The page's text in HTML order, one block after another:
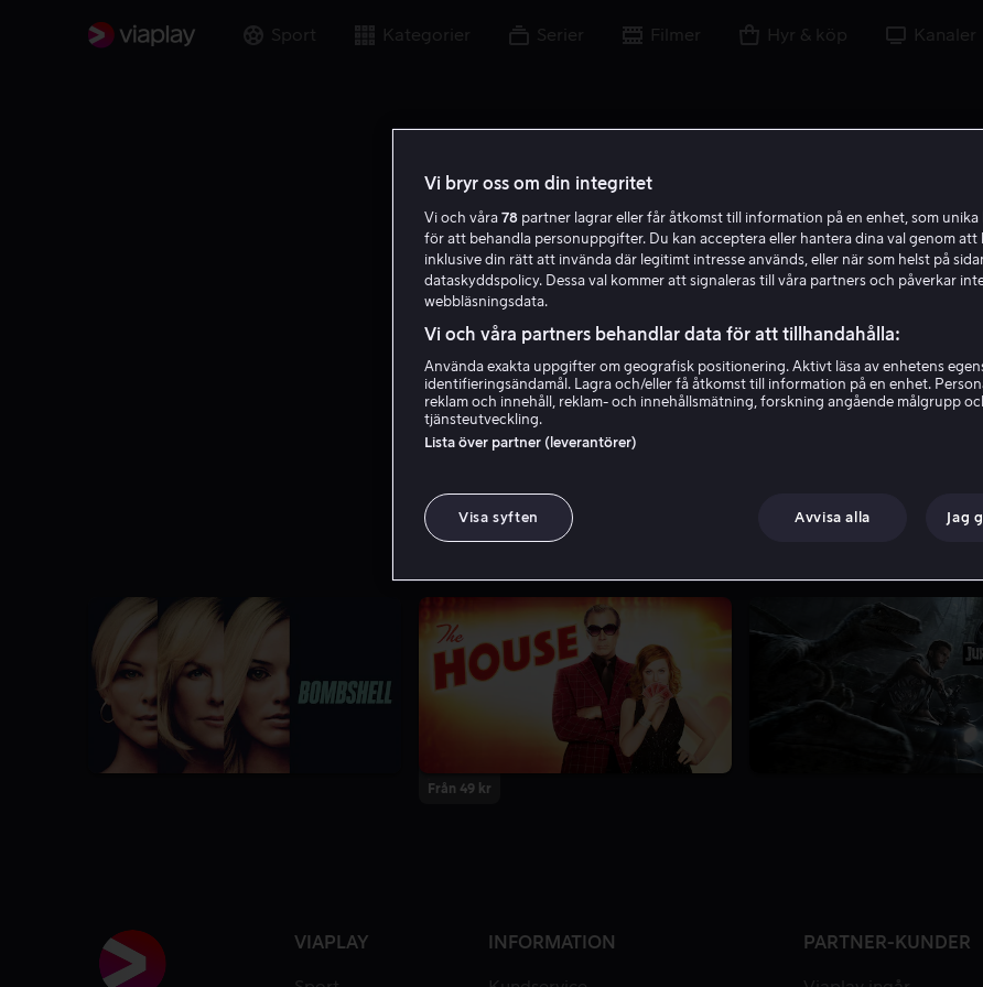
Sport Kategorier Serier Filmer Hyr & köp Kanaler
Andy Buckley
Från 49 kr
VIAPLAY INFORMATION PARTNER-KUNDER
Vi bryr oss om din integritet
Vi och våra 78 partner lagrar eller får åtkomst till information på en enhet, som unika
för att behandla personuppgifter. Du kan acceptera eller hantera dina val genom att
inklusive din rätt att invända där legitimt intresse används, eller när som helst på
dataskyddspolicy. Dessa val kommer att signaleras till våra partners och påverkar
webbläsningsdata.
Vi och våra partners behandlar data för att tillhandahålla:
Använda exakta uppgifter om geografisk positionering. Aktivt läsa av enhetens
identifieringsändamål. Lagra och/eller få åtkomst till information på en enhet.
reklam och innehåll, reklam- och innehållsmätning, forskning angående målgrupp
tjänsteutveckling.
Lista över partner (leverantörer)
Visa syften Avvisa alla Jag